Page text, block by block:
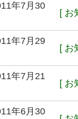
年7月30
[ お
年7月29
[ お
年7月21
[ お
年6月30